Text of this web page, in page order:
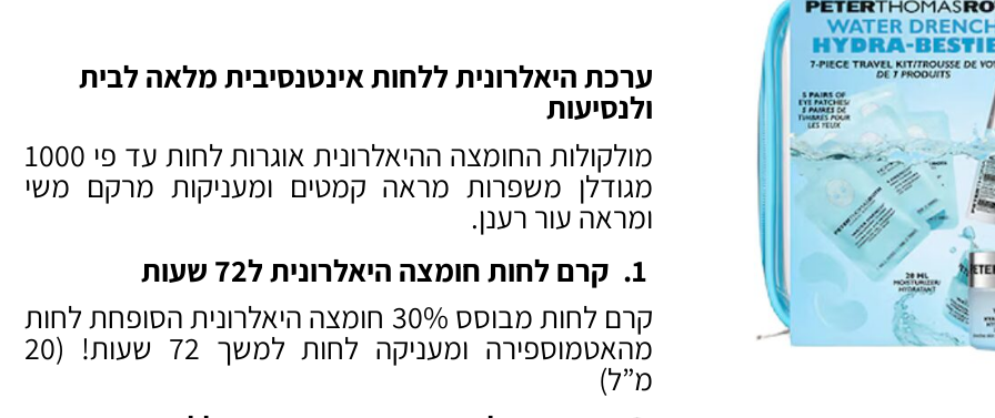
ערכת היאלרונית ללחות אינטנסיבית מלאה לבית
ולנסיעות
מולקולות החומצה ההיאלרונית אוגרות לחות עד פי 1000
מגודלן משפרות מראה קמטים ומעניקות מרקם משי
ומראה עור רענן.
קרם לחות מבוסס 30% חומצה היאלרונית הסופחת לחות
מהאטמוספירה ומעניקה לחות למשך 72 שעות! (20
מ”ל)